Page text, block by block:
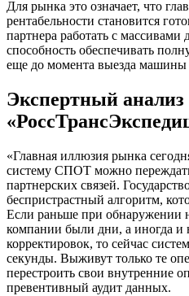
Для рынка это означает, что
рентабельности становится
партнера работать с
способность обеспечивать
еще до момента выезда машины
Экспертный анализ
«Главная иллюзия рынка
систему СПОТ можно
партнерских связей.
беспристрастный алгоритм,
Если раньше при обнаружении
компании были дни, а иногда и
корректировок, то сейчас
секунды. Выживут только те
перестроить свои внутренние
превентивный аудит данных.